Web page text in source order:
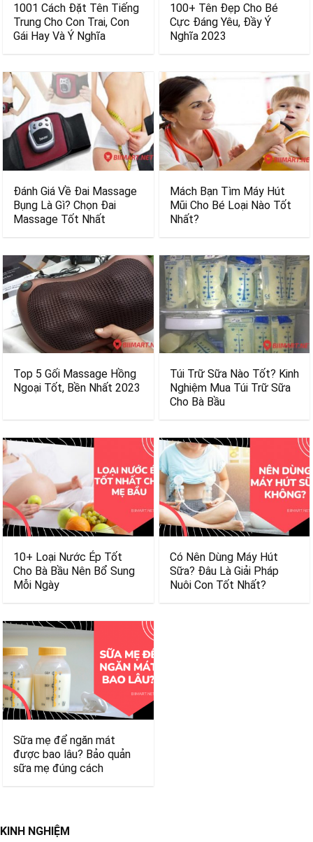
1001 Cách Đặt Tên Tiếng
Trung Cho Con Trai, Con
Gái Hay Và Ý Nghĩa
100+ Tên Đẹp Cho Bé
Cực Đáng Yêu, Đầy Ý
Nghĩa 2023
Đánh Giá Về Đai Massage
Bụng Là Gì? Chọn Đai
Massage Tốt Nhất
Mách Bạn Tìm Máy Hút
Mũi Cho Bé Loại Nào Tốt
Nhất?
Top 5 Gối Massage Hồng
Ngoại Tốt, Bền Nhất 2023
Túi Trữ Sữa Nào Tốt? Kinh
Nghiệm Mua Túi Trữ Sữa
Cho Bà Bầu
10+ Loại Nước Ép Tốt
Cho Bà Bầu Nên Bổ Sung
Mỗi Ngày
Có Nên Dùng Máy Hút
Sữa? Đâu Là Giải Pháp
Nuôi Con Tốt Nhất?
Sữa mẹ để ngăn mát
được bao lâu? Bảo quản
sữa mẹ đúng cách
KINH NGHIỆM